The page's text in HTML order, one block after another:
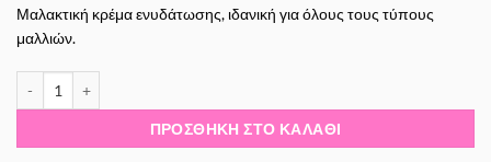
was:
τιμή
Μαλακτική κρέμα ενυδάτωσης, ιδανική για όλους τους τύπους
μαλλιών.
ΠΡΟΣΘΉΚΗ ΣΤΟ ΚΑΛΆΘΙ